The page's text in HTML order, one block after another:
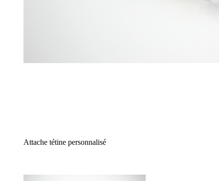
Attache tétine personnalisé